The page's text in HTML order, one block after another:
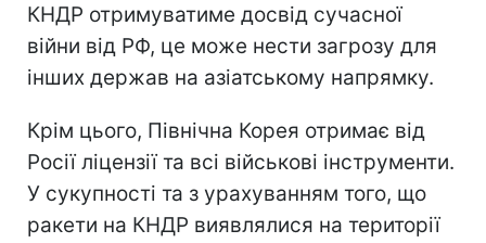
КНДР отримуватиме досвід сучасної
війни від РФ, це може нести загрозу для
інших держав на азіатському напрямку.
Крім цього, Північна Корея отримає від
Росії ліцензії та всі військові інструменти.
У сукупності та з урахуванням того, що
ракети на КНДР виявлялися на території